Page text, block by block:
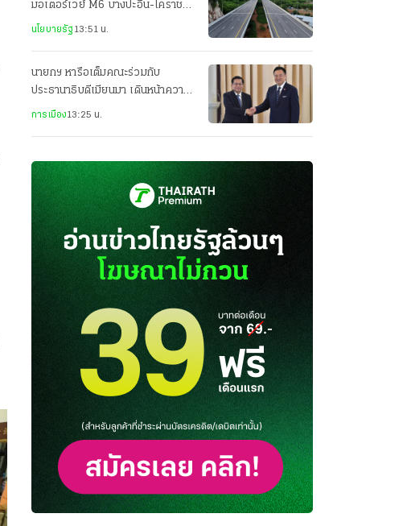
มอเตอร์เวย์ M6 บางปะอิน-โคราช
ทุกศุกร์-อาทิตย์ ถึงสิ้นปี 69
นโยบายรัฐ13:51 น.
นายกฯ หารือเต็มคณะร่วมกับ
ประธานาธิบดีเมียนมา เดินหน้าความ
ร่วมมือทุกมิติ
การเมือง13:25 น.